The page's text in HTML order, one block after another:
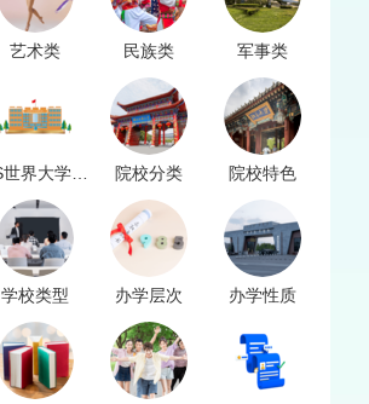
艺术类 民族类 军事类
QS世界大学排名 院校分类 院校特色
学校类型 办学层次 办学性质